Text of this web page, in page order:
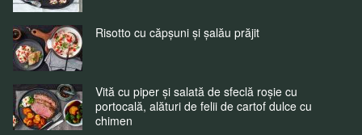
Risotto cu căpșuni și șalău prăjit
Vită cu piper și salată de sfeclă roșie cu
portocală, alături de felii de cartof dulce cu
chimen